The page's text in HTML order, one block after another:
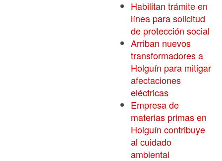
Habilitan trámite en
línea para solicitud
de protección social
Arriban nuevos
transformadores a
Holguín para mitigar
afectaciones
eléctricas
Empresa de
materias primas en
Holguín contribuye
al cuidado
ambiental